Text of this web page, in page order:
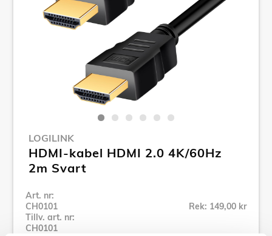
LOGILINK
HDMI-kabel HDMI 2.0 4K/60Hz
2m Svart
Art. nr:
CH0101
Tillv. art. nr:
CH0101
Rek: 149,00 kr